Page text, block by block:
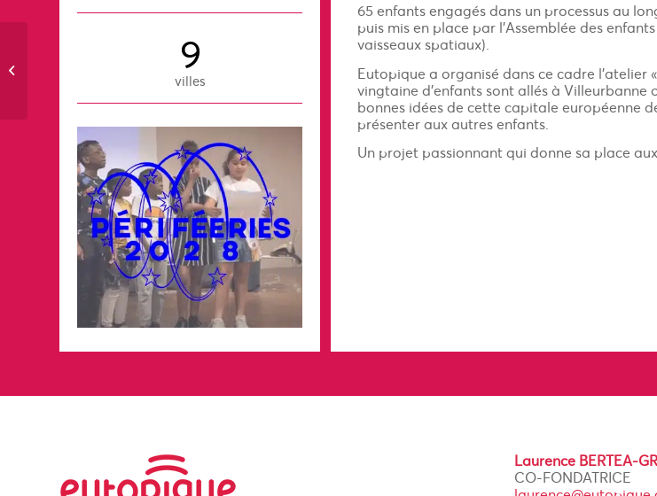
9
villes
65 enfants engagés dans un processus au
puis mis en place par l’Assemblée des
vaisseaux spatiaux).
Eutopique a organisé dans ce cadre l’atelier
vingtaine d’enfants sont allés à
bonnes idées de cette capitale européenne
présenter aux autres enfants.
Un projet passionnant qui donne sa place
Laurence BERTEA-
CO-FONDATRICE